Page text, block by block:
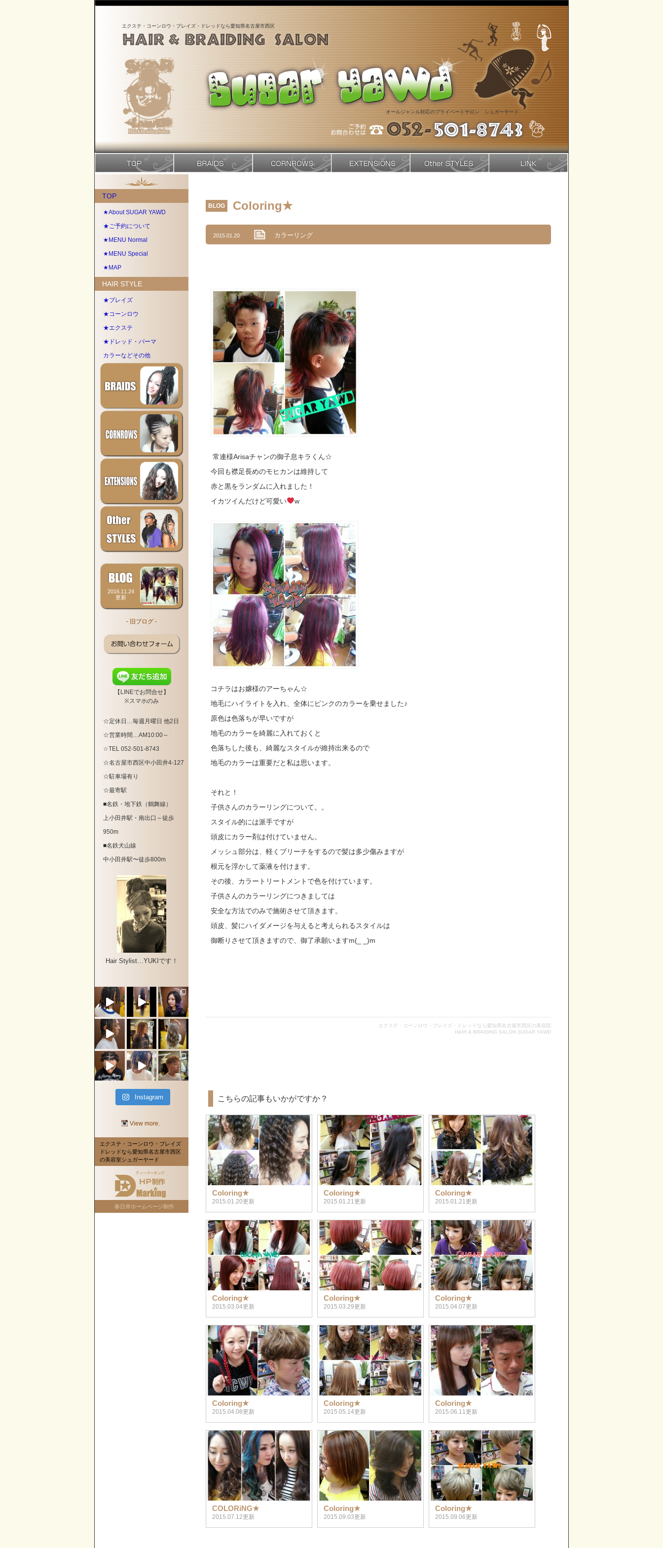
エクステ・コーンロウ・ブレイズ・ドレッドなら愛知県名古屋市西区
オールジャンル対応のプライベートサロン シュガーヤード
Coloring★
BLOG
2015.01.20 カラーリング
常連様Arisaチャンの御子息キラくん☆
今回も襟足長めのモヒカンは維持して
赤と黒をランダムに入れました！
イカツイんだけど可愛い
w
コチラはお嬢様のアーちゃん☆
地毛にハイライトを入れ、全体にピンクのカラーを乗せました♪
原色は色落ちが早いですが
地毛のカラーを綺麗に入れておくと
色落ちした後も、綺麗なスタイルが維持出来るので
地毛のカラーは重要だと私は思います。
それと！
子供さんのカラーリングについて。。
スタイル的には派手ですが
頭皮にカラー剤は付けていません。
メッシュ部分は、軽くブリーチをするので髪は多少傷みますが
根元を浮かして薬液を付けます。
その後、カラートリートメントで色を付けています。
子供さんのカラーリングにつきましては
安全な方法でのみで施術させて頂きます。
頭皮、髪にハイダメージを与えると考えられるスタイルは
御断りさせて頂きますので、御了承願いますm(_ _)m
エクステ・コーンロウ・ブレイズ・ドレッドなら愛知県名古屋市西区の美容院
HAIR & BRAIDING SALON SUGAR YAWD
こちらの記事もいかがですか？
Coloring★
2015.01.20更新
Coloring★
2015.01.21更新
Coloring★
2015.01.21更新
Coloring★
2015.03.04更新
Coloring★
2015.03.29更新
Coloring★
2015.04.07更新
Coloring★
2015.04.08更新
Coloring★
2015.05.14更新
Coloring★
2015.06.11更新
COLORiNG★
2015.07.12更新
Coloring★
2015.09.03更新
Coloring★
2015.09.06更新
TOP
★About SUGAR YAWD
★ご予約について
★MENU Normal
★MENU Special
★MAP
HAIR STYLE
★ブレイズ
★コーンロウ
★エクステ
★ドレッド・パーマ
カラーなどその他
2016.11.24
更新
- 旧ブログ -
【LINEでお問合せ】
※スマホのみ
☆定休日…毎週月曜日 他2日
☆営業時間…AM10:00～
☆TEL 052-501-8743
☆名古屋市西区中小田井4-127
☆駐車場有り
☆最寄駅
■名鉄・地下鉄（鶴舞線）
上小田井駅・南出口～徒歩
950m
■名鉄犬山線
中小田井駅〜徒歩800m
Hair Stylist…YUKIです！
Instagram
View more.
エクステ・コーンロウ・ブレイズ
ドレッドなら愛知県名古屋市西区
の美容室シュガーヤード
春日井ホームページ制作